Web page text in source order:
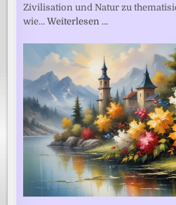
Zivilisation und Natur zu
wie…Weiterlesen …